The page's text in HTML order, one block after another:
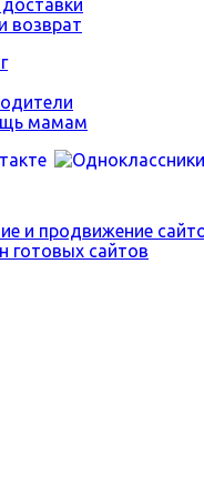
возврат
мамам
и продвижение
готовых сайтов